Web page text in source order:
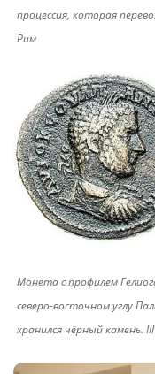
процессия, которая
Рим
Монета с профилем
северо-восточном углу
хранился чёрный камень. III